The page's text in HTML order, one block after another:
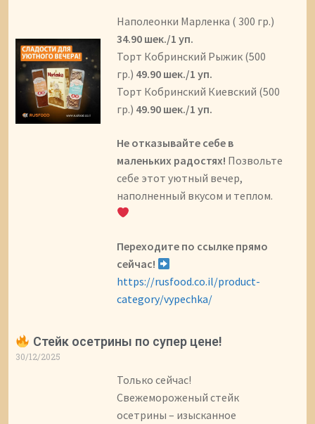
Наполеонки Марленка ( 300 гр.)
34.90 шек./1 уп.
Торт Кобринский Рыжик (500
гр.) 49.90 шек./1 уп.
Торт Кобринский Киевский (500
гр.) 49.90 шек./1 уп.
Не отказывайте себе в
маленьких радостях! Позвольте
себе этот уютный вечер,
наполненный вкусом и теплом.
Переходите по ссылке прямо
сейчас!
https://rusfood.co.il/product-
category/vypechka/
Стейк осетрины по супер цене!
30/12/2025
Только сейчас!
Свежемороженый стейк
осетрины – изысканное